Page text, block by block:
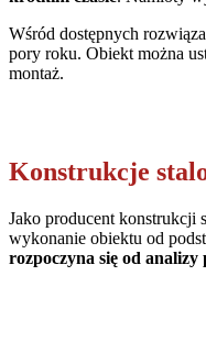
Wśród dostępnych
pory roku. Obiekt można
montaż.
Konstrukcje
Jako producent konstrukcji
wykonanie obiektu od
rozpoczyna się od analizy